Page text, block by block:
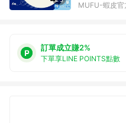
MUFU-蝦皮官
訂單成立賺2%
下單享LINE POINTS點數